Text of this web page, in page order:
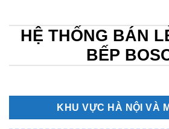
HỆ THỐNG BÁN
BẾP
KHU VỰC HÀ NỘI VÀ